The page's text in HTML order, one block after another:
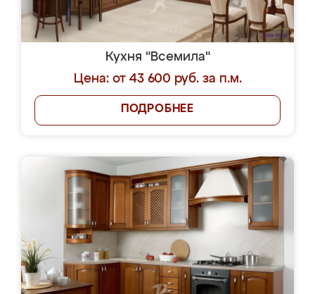
Кухня "Всемила"
Цена: от 43 600 руб. за п.м.
ПОДРОБНЕЕ